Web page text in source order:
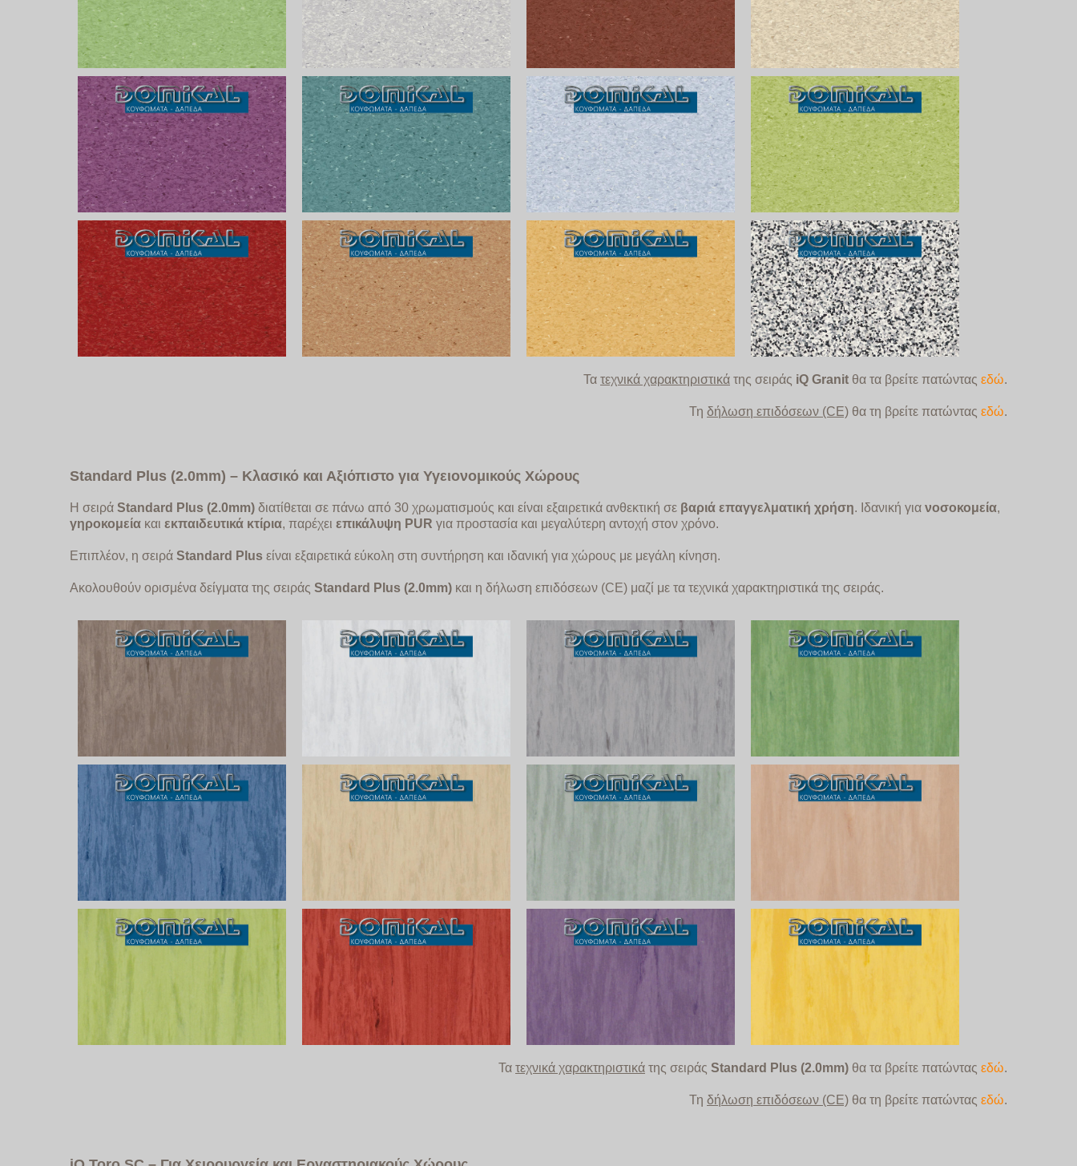
Τα τεχνικά χαρακτηριστικά της σειράς iQ Granit θα τα βρείτε πατώντας εδώ.
Τη δήλωση επιδόσεων (CE) θα τη βρείτε πατώντας εδώ.
Standard Plus (2.0mm) – Κλασικό και Αξιόπιστο για Υγειονομικούς Χώρους
Η σειρά Standard Plus (2.0mm) διατίθεται σε πάνω από 30 χρωματισμούς και είναι εξαιρετικά ανθεκτική σε βαριά επαγγελματική χρήση. Ιδανική για νοσοκομεία,
γηροκομεία και εκπαιδευτικά κτίρια, παρέχει επικάλυψη PUR για προστασία και μεγαλύτερη αντοχή στον χρόνο.
Επιπλέον, η σειρά Standard Plus είναι εξαιρετικά εύκολη στη συντήρηση και ιδανική για χώρους με μεγάλη κίνηση.
Ακολουθούν ορισμένα δείγματα της σειράς Standard Plus (2.0mm) και η δήλωση επιδόσεων (CE) μαζί με τα τεχνικά χαρακτηριστικά της σειράς.
Τα τεχνικά χαρακτηριστικά της σειράς Standard Plus (2.0mm) θα τα βρείτε πατώντας εδώ.
Τη δήλωση επιδόσεων (CE) θα τη βρείτε πατώντας εδώ.